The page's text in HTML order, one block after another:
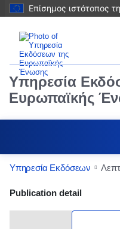
Επίσημος ιστότοπος
Υπηρεσία
Ευρωπαϊκής
Υπηρεσία Εκδόσεων
Publication Detail
Publication detail